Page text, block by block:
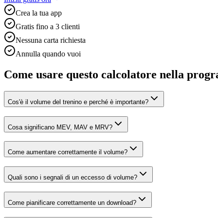
Crea la tua app
Gratis fino a 3 clienti
Nessuna carta richiesta
Annulla quando vuoi
Come usare questo calcolatore nella
Cos'è il volume del trenino e perché è importante?
Cosa significano MEV, MAV e MRV?
Come aumentare correttamente il volume?
Quali sono i segnali di un eccesso di volume?
Come pianificare correttamente un download?